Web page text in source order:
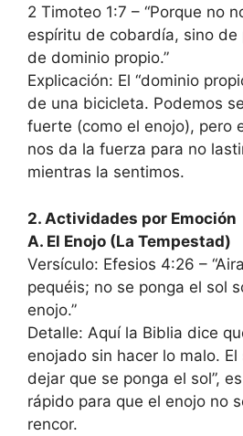
2 Timoteo 1:7 – “Porque no
espíritu de cobardía, sino de
de dominio propio.”
Explicación: El “dominio
de una bicicleta. Podemos
fuerte (como el enojo), pero
nos da la fuerza para no
mientras la sentimos.
2. Actividades por Emoción
A. El Enojo (La Tempestad)
Versículo: Efesios 4:26 –
pequéis; no se ponga el sol
enojo.”
Detalle: Aquí la Biblia dice
enojado sin hacer lo malo. El
dejar que se ponga el sol”,
rápido para que el enojo no
rencor.